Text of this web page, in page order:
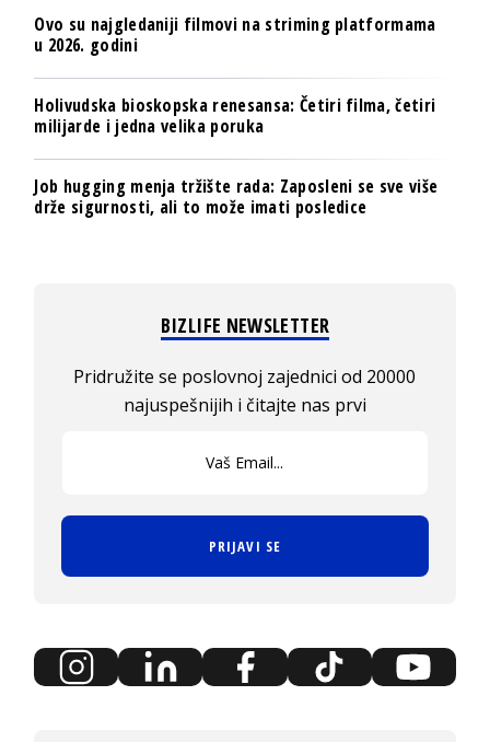
Ovo su najgledaniji filmovi na striming platformama
u 2026. godini
Holivudska bioskopska renesansa: Četiri filma, četiri
milijarde i jedna velika poruka
Job hugging menja tržište rada: Zaposleni se sve više
drže sigurnosti, ali to može imati posledice
BIZLIFE NEWSLETTER
Pridružite se poslovnoj zajednici od 20000
najuspešnijih i čitajte nas prvi
PRIJAVI SE